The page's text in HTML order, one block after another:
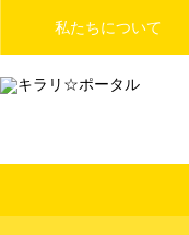
私たちについて